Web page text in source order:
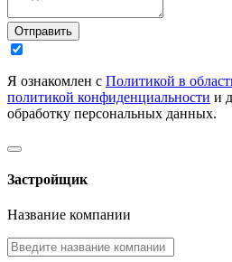
Отправить
Я ознакомлен с Политикой в
политикой конфиденциальности и
обработку персональных данных.
Застройщик
Название компании